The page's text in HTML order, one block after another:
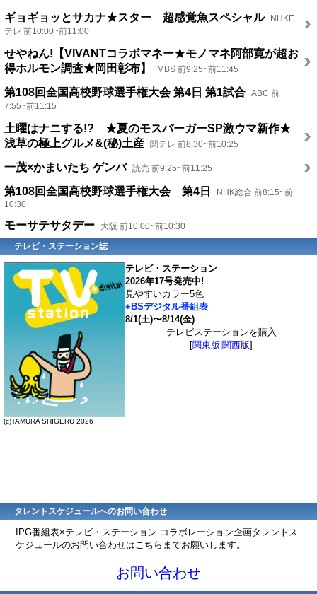
ギョギョッとサカナ★スター 超感覚魚スペシャル
NHKE
テレ 前10:00~前11:00
せやねん!【VIVANTコラボマネー★モノマネ阿部寛が超お
得ホルモン調査★岡田彰布】
MBS 前9:25~前11:45
第108回全国高校野球選手権大会 第4日 第1試合 ABC 前
7:55~前11:15
土曜はナニする!? ★夏のモスバーガーSP激ウマ新作★
浅草の極上グルメ&(秘)土産
関テレ 前8:30~前10:25
一茂×かまいたち ゲンバ 読売 前9:25~前11:25
第108回全国高校野球選手権大会 第4日
NHK総合 前8:15~前
10:30
モーサテサタデー
大阪 前10:00~前10:30
テレビ・ステーション誌
(c)TAMURA SHIGERU 2026
テレビ・ステーション
2026年17号発売中!
見やすいカラー5色
+BSデジタル番組表
8/1(土)〜8/14(金)
テレビステーションを購入
[関東版 関西版]
タレントスケジュールへのお問い合わせ
IPG番組表×テレビ・ステーション コラボレーション企画タレントス
ケジュールのお問い合わせはこちらまでお願いします。
お問い合わせ